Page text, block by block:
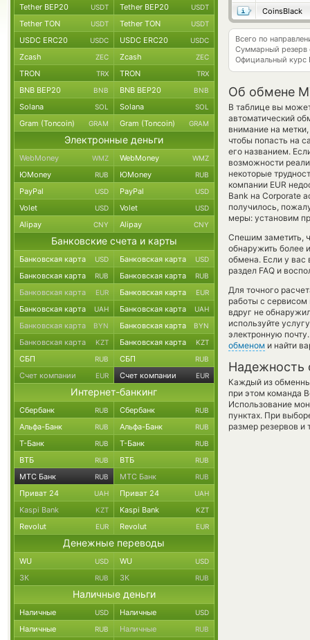
CoinsBlack
Всего по
Суммарный резерв
Официальный курс
Об обмене
В таблице вы
автоматический
внимание на
чтобы попасть на
его названием.
возможности
некоторые
компании EUR
Bank на Corporate
получилось,
меры: установим
Спешим заметить,
обнаружить более
обмена. Если у вас
раздел FAQ и
Для точного
работы с
вдруг не
используйте
электронную
обменом и найти
Надежность
Каждый из
при этом команда
Использование
пунктах. При
размер резервов и
Tether BEP20 USDT Tether BEP20 USDT
Tether TON USDT Tether TON USDT
USDC ERC20 USDC USDC ERC20 USDC
Zcash ZEC Zcash ZEC
TRON TRX TRON TRX
BNB BEP20 BNB BNB BEP20 BNB
Solana SOL Solana SOL
Gram (Toncoin) GRAM Gram (Toncoin) GRAM
Электронные деньги
WebMoney WMZ WebMoney WMZ
ЮMoney RUB ЮMoney RUB
PayPal USD PayPal USD
Volet USD Volet USD
Alipay CNY Alipay CNY
Банковские счета и карты
Банковская карта USD Банковская карта USD
Банковская карта RUB Банковская карта RUB
Банковская карта EUR Банковская карта EUR
Банковская карта UAH Банковская карта UAH
Банковская карта BYN Банковская карта BYN
Банковская карта KZT Банковская карта KZT
СБП RUB СБП RUB
Счет компании EUR Счет компании EUR
Интернет-банкинг
Сбербанк RUB Сбербанк RUB
Альфа-Банк RUB Альфа-Банк RUB
Т-Банк RUB Т-Банк RUB
ВТБ RUB ВТБ RUB
МТС Банк RUB МТС Банк RUB
Приват 24 UAH Приват 24 UAH
Kaspi Bank KZT Kaspi Bank KZT
Revolut EUR Revolut EUR
Денежные переводы
WU USD WU USD
ЗК RUB ЗК RUB
Наличные деньги
Наличные USD Наличные USD
Наличные RUB Наличные RUB